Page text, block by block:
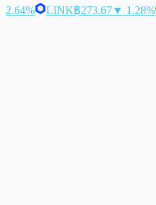
2.64%
LINK฿273.67▼ 1.28%